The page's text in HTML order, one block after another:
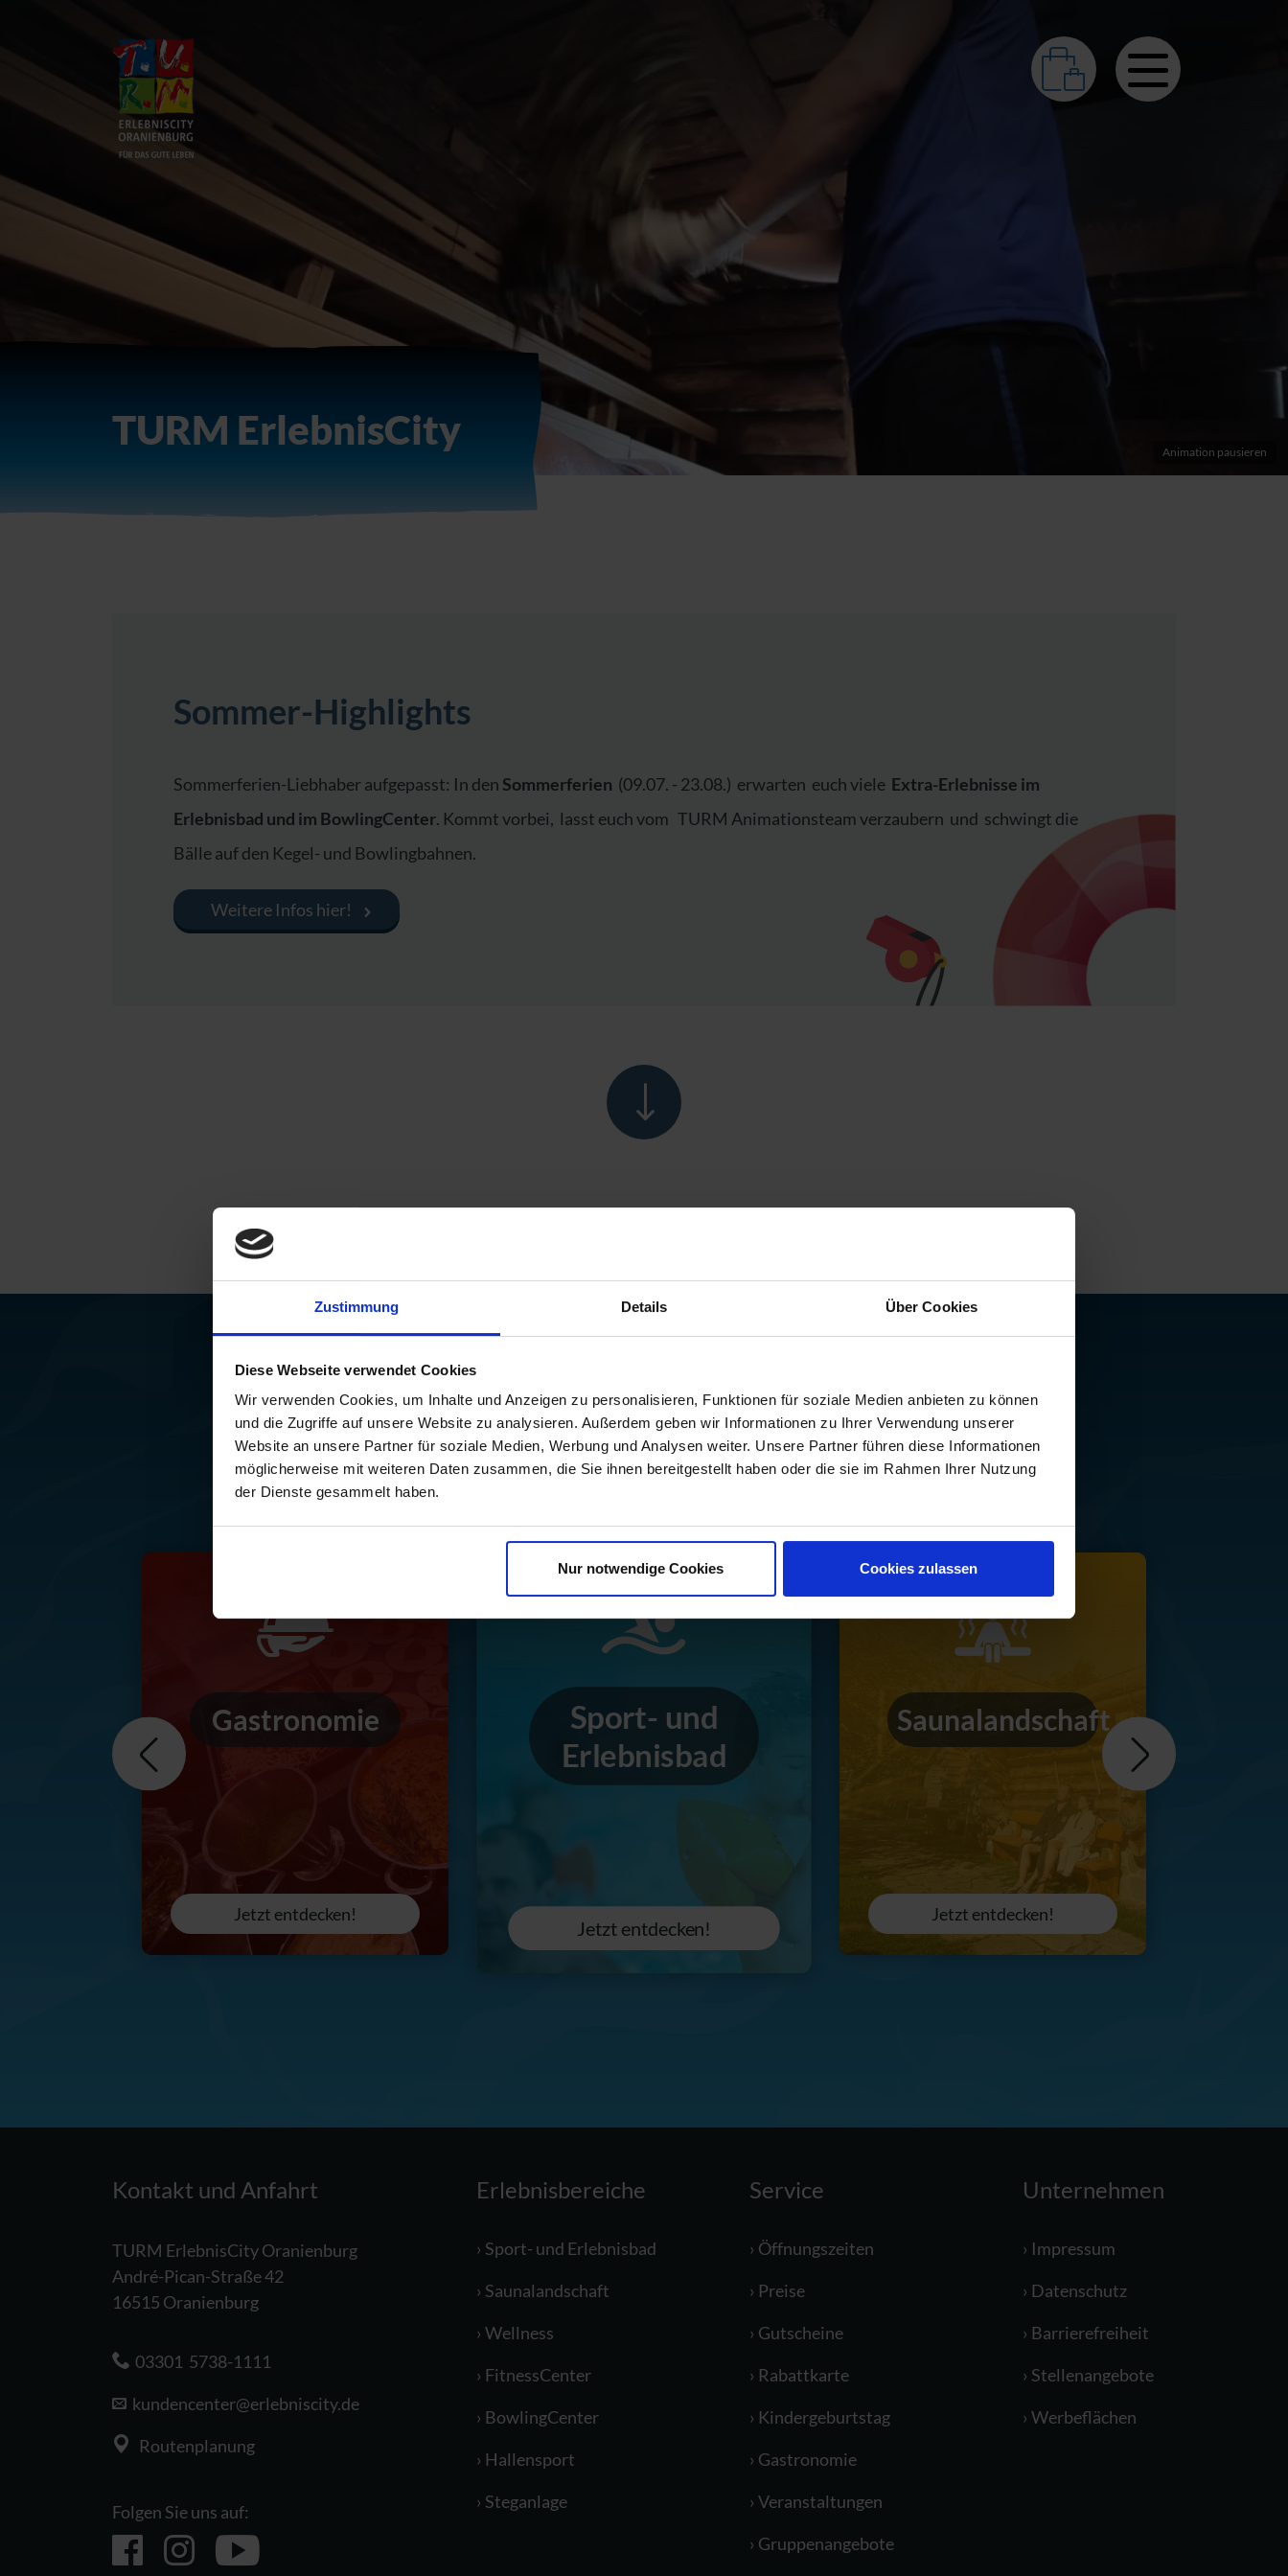
Zustimmung Details Über Cookies
Diese Webseite verwendet Cookies
Wir verwenden Cookies, um Inhalte und Anzeigen zu personalisieren, Funktionen für soziale Medien anbieten zu können
und die Zugriffe auf unsere Website zu analysieren. Außerdem geben wir Informationen zu Ihrer Verwendung unserer
Website an unsere Partner für soziale Medien, Werbung und Analysen weiter. Unsere Partner führen diese Informationen
möglicherweise mit weiteren Daten zusammen, die Sie ihnen bereitgestellt haben oder die sie im Rahmen Ihrer Nutzung
der Dienste gesammelt haben.
Nur notwendige Cookies Cookies zulassen
Animation pausieren
TURM ErlebnisCity
Sommer-Highlights
Sommerferien-Liebhaber aufgepasst: In den Sommerferien (09.07. - 23.08.) erwarten euch viele Extra-Erlebnisse im
Erlebnisbad und im BowlingCenter. Kommt vorbei, lasst euch vom TURM Animationsteam verzaubern und schwingt die
Bälle auf den Kegel- und Bowlingbahnen.
Weitere Infos hier!
Mehr als ein Erlebnis
Freizeitspaß für jeden Geschmack – entdecke unsere Erlebnisbereiche!
Gastronomie
Jetzt entdecken!
Sport- und
Erlebnisbad
Jetzt entdecken!
Saunalandschaft
Jetzt entdecken!
Kontakt und Anfahrt
TURM ErlebnisCity Oranienburg
André-Pican-Straße 42
16515 Oranienburg
03301 5738-1111
kundencenter@erlebniscity.de
Routenplanung
Folgen Sie uns auf:
Erlebnisbereiche
Sport- und Erlebnisbad
Saunalandschaft
Wellness
FitnessCenter
BowlingCenter
Hallensport
Steganlage
Service
Öffnungszeiten
Preise
Gutscheine
Rabattkarte
Kindergeburtstag
Gastronomie
Veranstaltungen
Gruppenangebote
Unternehmen
Impressum
Datenschutz
Barrierefreiheit
Stellenangebote
Werbeflächen